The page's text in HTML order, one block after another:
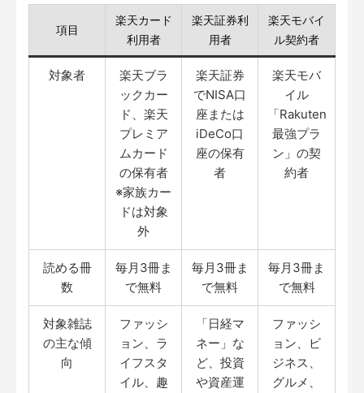
項目
楽天カード
利用者
楽天証券利
用者
楽天モバイ
ル契約者
対象者
楽天ブラ
ックカー
ド、楽天
プレミア
ムカード
の保有者
※家族カー
ドは対象
外
楽天証券
でNISA口
座または
iDeCo口
座の保有
者
楽天モバ
イル
「Rakuten
最強プラ
ン」の契
約者
読める冊
数
毎月3冊ま
で無料
毎月3冊ま
で無料
毎月3冊ま
で無料
対象雑誌
の主な傾
向
ファッシ
ョン、ラ
イフスタ
イル、趣
「日経マ
ネー」な
ど、投資
や資産運
ファッシ
ョン、ビ
ジネス、
グルメ、